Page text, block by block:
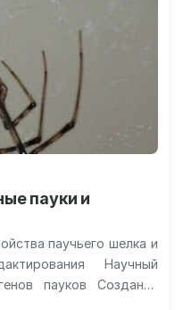
пауки и
паучьего шелка и
Научный
пауков Создание